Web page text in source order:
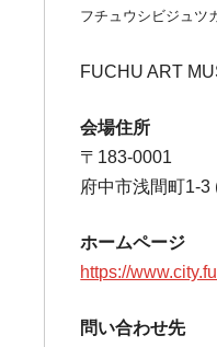
フチュウシビジュツ
FUCHU ART
会場住所
〒183-0001
府中市浅間町1-
ホームページ
https://
問い合わせ先